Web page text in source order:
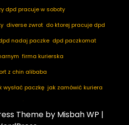
dpd pracuje w soboty
diverse zwrot do ktorej pracuje dpd
nadaj paczke dpd paczkomat
firma kurierska
z chin alibaba
wysłać paczkę jak zamówić kuriera
ogłoszenia
paczkomaty dpd pakuten zwrot
Theme by Misbah WP |